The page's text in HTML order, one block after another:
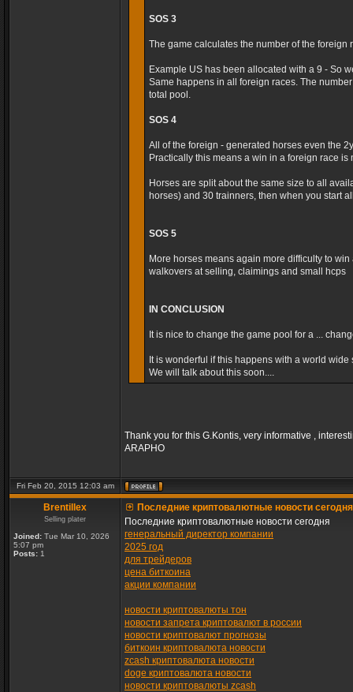
SOS 3
The game calculates the number of the foreign
Example US has been allocated with a 9 - So
Same happens in all foreign races. The
total pool.
SOS 4
All of the foreign - generated horses even the
Practically this means a win in a foreign race is
Horses are split about the same size to all
horses) and 30 trainners, then when you start
SOS 5
More horses means again more difficulty to
walkovers at selling, claimings and small hcps
IN CONCLUSION
It is nice to change the game pool for a ...
It is wonderful if this happens with a world
We will talk about this soon....
Thank you for this G.Kontis, very informative ,
ARAPHO
Fri Feb 20, 2015 12:03 am
Brentillex
Selling plater
Joined: Tue Mar 10, 2026
5:07 pm
Posts: 1
Последние криптовалютные новости сегодня
Последние криптовалютные новости сегодня
генеральный директор компании
2025 год
для трейдеров
цена биткоина
акции компании
новости криптовалюты тон
новости запрета криптовалют в россии
новости криптовалют прогнозы
биткоин криптовалюта новости
zcash криптовалюта новости
doge криптовалюта новости
новости криптовалюты zcash